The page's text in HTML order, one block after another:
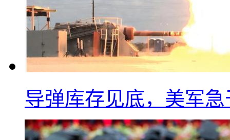
导弹库存见底，美军